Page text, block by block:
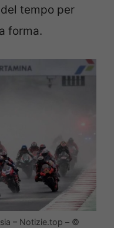
tempo per
forma.
– Notizie.top – ©